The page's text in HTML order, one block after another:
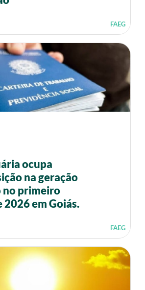
FAEG
ocupa
na geração
no primeiro
2026 em Goiás.
FAEG